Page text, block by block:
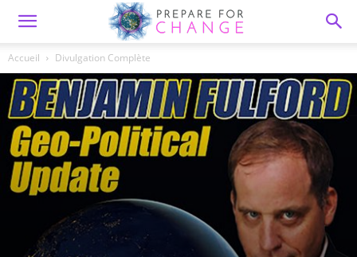
Accueil Divulgation Complète